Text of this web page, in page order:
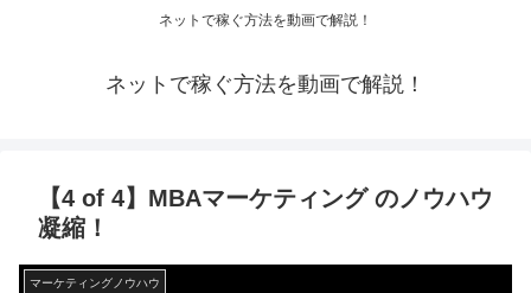
ネットで稼ぐ方法を動画で解説！
ネットで稼ぐ方法を動画で解説！
【4 of 4】MBAマーケティング のノウハウ
凝縮！
マーケティングノウハウ